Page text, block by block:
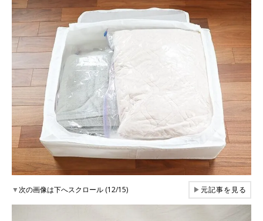
▼次の画像は下へスクロール (12/15) ▶元記事を見る